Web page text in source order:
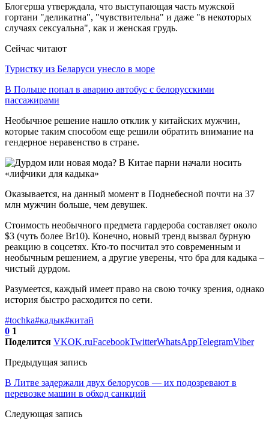
Блогерша утверждала, что выступающая часть мужской
гортани "деликатна", "чувствительна" и даже "в некоторых
случаях сексуальна", как и женская грудь.
Сейчас читают
Туристку из Беларуси унесло в море
В Польше попал в аварию автобус с белорусскими
пассажирами
Необычное решение нашло отклик у китайских мужчин,
которые таким способом еще решили обратить внимание на
гендерное неравенство в стране.
Оказывается, на данный момент в Поднебесной почти на 37
млн мужчин больше, чем девушек.
Стоимость необычного предмета гардероба составляет около
$3 (чуть более Br10). Конечно, новый тренд вызвал бурную
реакцию в соцсетях. Кто-то посчитал это современным и
необычным решением, а другие уверены, что бра для кадыка –
чистый дурдом.
Разумеется, каждый имеет право на свою точку зрения, однако
история быстро расходится по сети.
#tochka#кадык#китай
0 1
Поделится VKOK.ruFacebookTwitterWhatsAppTelegramViber
Предыдущая запись
В Литве задержали двух белорусов — их подозревают в
перевозке машин в обход санкций
Следующая запись